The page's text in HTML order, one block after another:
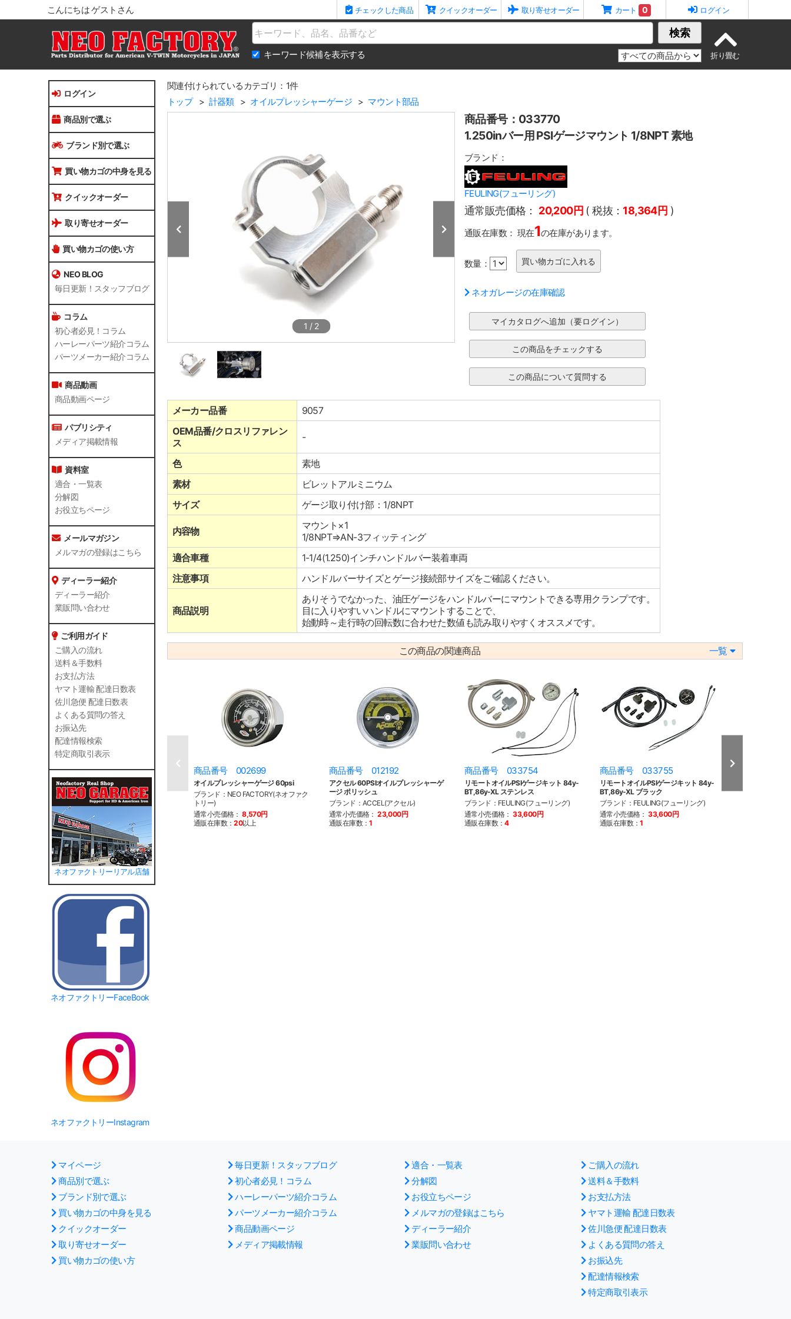
こんにちは ゲストさん チェックした商品 クイックオーダー 取り寄せオーダー カート 0 ログイン
Name 検索
キーワード候補を表示する
ログイン
商品別で選ぶ
ブランド別で選ぶ
買い物カゴの中身を見る
クイックオーダー
取り寄せオーダー
買い物カゴの使い方
NEO BLOG
毎日更新！スタッフブログ
コラム
初心者必見！コラム
ハーレーパーツ紹介コラム
パーツメーカー紹介コラム
商品動画
商品動画ページ
パブリシティ
メディア掲載情報
資料室
適合・一覧表
分解図
お役立ちページ
メールマガジン
メルマガの登録はこちら
ディーラー紹介
ディーラー紹介
業販問い合わせ
ご利用ガイド
ご購入の流れ
送料＆手数料
お支払方法
ヤマト運輸 配達日数表
佐川急便 配達日数表
よくある質問の答え
お振込先
配達情報検索
特定商取引表示
ネオファクトリーリアル店舗
ネオファクトリーFaceBook
ネオファクトリーInstagram
関連付けられているカテゴリ：1件
トップ
計器類 オイルプレッシャーゲージ マウント部品
1 / 2
商品番号：033770
1.250inバー用 PSIゲージマウント 1/8NPT 素地
ブランド：
FEULING(フューリング)
通常販売価格： 20,200円 ( 税抜： 18,364円 )
通販在庫数： 現在1の在庫があります。
数量：
ネオガレージの在庫確認
メーカー品番
9057
OEM品番/クロスリファレン
ス
-
色
素地
素材
ビレットアルミニウム
サイズ
ゲージ取り付け部：1/8NPT
内容物
マウント×1
1/8NPT⇒AN-3フィッティング
適合車種
1-1/4(1.250)インチハンドルバー装着車両
注意事項
ハンドルバーサイズとゲージ接続部サイズをご確認ください。
商品説明
ありそうでなかった、油圧ゲージをハンドルバーにマウントできる専用クランプです。
目に入りやすいハンドルにマウントすることで、
始動時～走行時の回転数に合わせた数値も読み取りやすくオススメです。
この商品の関連商品 一覧
商品番号 002699
オイルプレッシャーゲージ 60psi
ブランド：NEO FACTORY(ネオファク
トリー)
通常小売価格： 8,570円
通販在庫数：20以上
商品番号 012192
アクセル 60PSIオイルプレッシャーゲ
ージ ポリッシュ
ブランド：ACCEL(アクセル)
通常小売価格： 23,000円
通販在庫数：1
商品番号 033754
リモートオイルPSIゲージキット 84y-
BT,86y-XL ステンレス
ブランド：FEULING(フューリング)
通常小売価格： 33,600円
通販在庫数：4
商品番号 033755
リモートオイルPSIゲージキット 84y-
BT,86y-XL ブラック
ブランド：FEULING(フューリング)
通常小売価格： 33,600円
通販在庫数：1
トムポート ホワ
マイページ
商品別で選ぶ
ブランド別で選ぶ
買い物カゴの中身を見る
クイックオーダー
取り寄せオーダー
買い物カゴの使い方
毎日更新！スタッフブログ
初心者必見！コラム
ハーレーパーツ紹介コラム
パーツメーカー紹介コラム
商品動画ページ
メディア掲載情報
適合・一覧表
分解図
お役立ちページ
メルマガの登録はこちら
ディーラー紹介
業販問い合わせ
ご購入の流れ
送料＆手数料
お支払方法
ヤマト運輸 配達日数表
佐川急便 配達日数表
よくある質問の答え
お振込先
配達情報検索
特定商取引表示